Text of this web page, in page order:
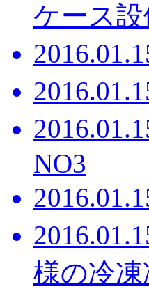
ケース
NO3
様の冷